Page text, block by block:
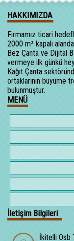
HAKKIMIZDA
Firmamız ticari
2000 m² kapalı
Bez Çanta ve Dijital
vermeye ilk günkü
Kağıt Çanta
ortaklarının büyüme
bulunmuştur.
MENÜ
İletişim Bilgileri
İkitelli Osb